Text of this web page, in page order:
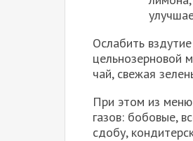
Ослабить
цельнозерновой
чай, свежая
При этом из
газов: бобовые,
сдобу,